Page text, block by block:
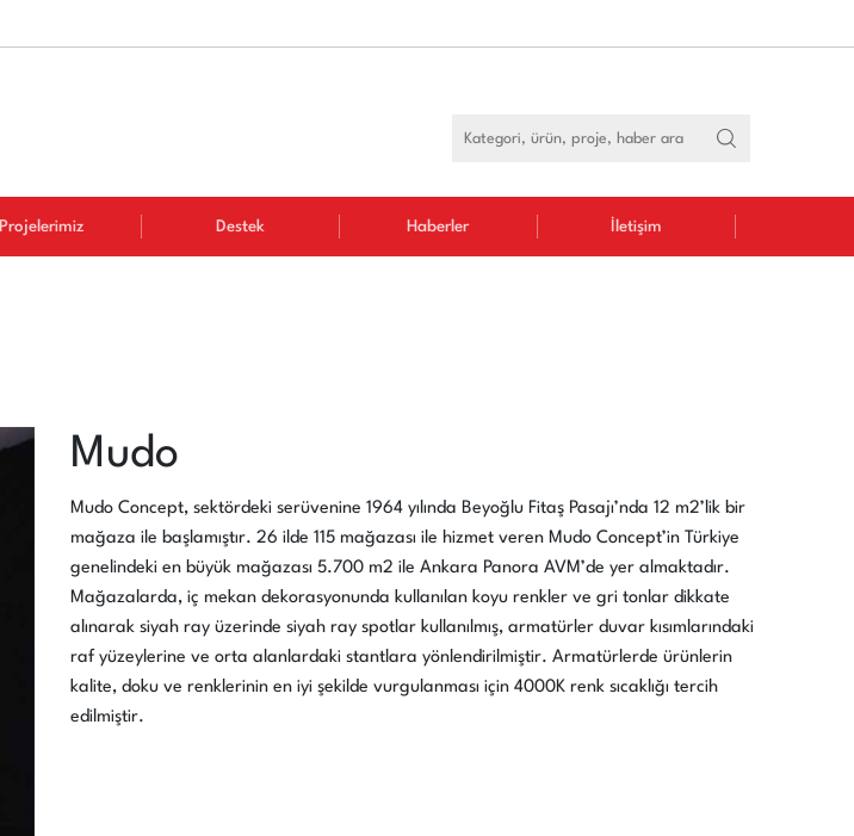
Projelerimiz Destek Haberler İletişim
Mudo
Mudo Concept, sektördeki serüvenine 1964 yılında Beyoğlu Fitaş Pasajı’nda 12 m2’lik bir
mağaza ile başlamıştır. 26 ilde 115 mağazası ile hizmet veren Mudo Concept’in Türkiye
genelindeki en büyük mağazası 5.700 m2 ile Ankara Panora AVM’de yer almaktadır.
Mağazalarda, iç mekan dekorasyonunda kullanılan koyu renkler ve gri tonlar dikkate
alınarak siyah ray üzerinde siyah ray spotlar kullanılmış, armatürler duvar kısımlarındaki
raf yüzeylerine ve orta alanlardaki stantlara yönlendirilmiştir. Armatürlerde ürünlerin
kalite, doku ve renklerinin en iyi şekilde vurgulanması için 4000K renk sıcaklığı tercih
edilmiştir.